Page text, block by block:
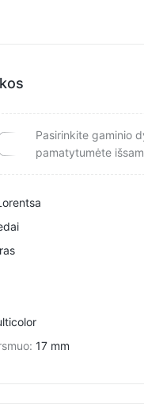
Pasirinkite gaminio
pamatytumėte
: 17 mm